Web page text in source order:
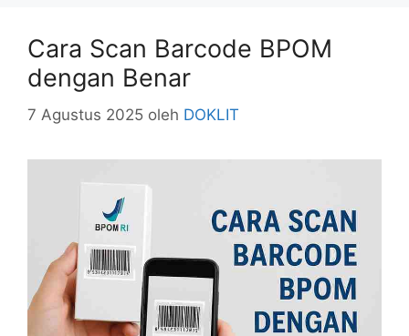
Cara Scan Barcode BPOM
dengan Benar
7 Agustus 2025 oleh DOKLIT